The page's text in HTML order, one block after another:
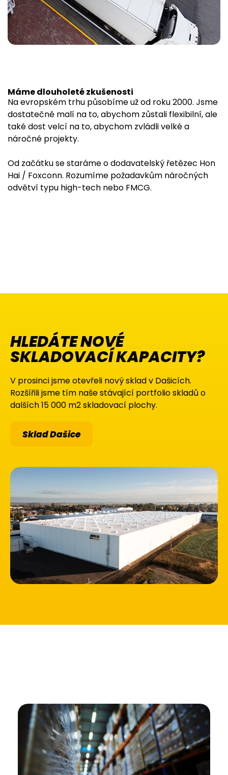
Máme dlouholeté zkušenosti
Na evropském trhu působíme už od roku 2000. Jsme
dostatečně malí na to, abychom zůstali flexibilní, ale
také dost velcí na to, abychom zvládli velké a
náročné projekty.
Od začátku se staráme o dodavatelský řetězec Hon
Hai / Foxconn. Rozumíme požadavkům náročných
odvětví typu high-tech nebo FMCG.
HLEDÁTE NOVÉ
SKLADOVACÍ KAPACITY?
V prosinci jsme otevřeli nový sklad v Dašicích.
Rozšířili jsme tím naše stávající portfolio skladů o
dalších 15 000 m2 skladovací plochy.
Sklad Dašice